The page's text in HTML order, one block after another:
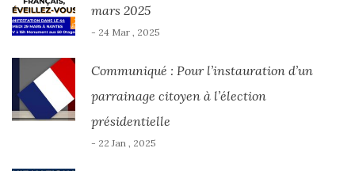
mars 2025
- 24 Mar , 2025
Communiqué : Pour l’instauration d’un
parrainage citoyen à l’élection
présidentielle
- 22 Jan , 2025